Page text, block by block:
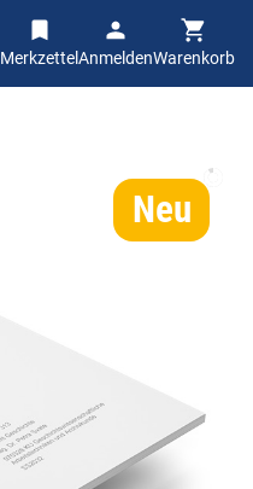
MerkzettelAnmeldenWarenkorb
Neu